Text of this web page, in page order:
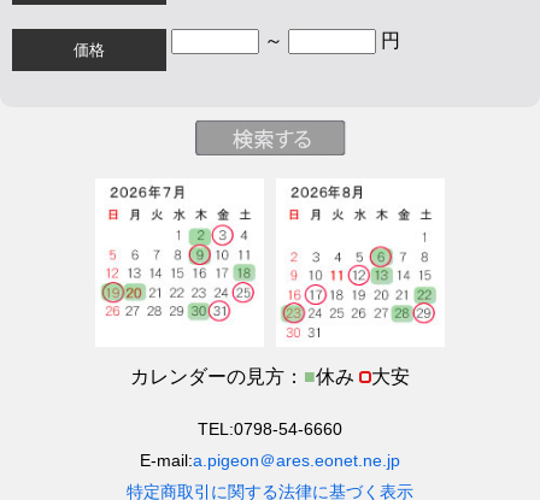
価格 ～ 円
カレンダーの見方： ■休み 大安
TEL:0798-54-6660
E-mail:a.pigeon＠ares.eonet.ne.jp
特定商取引に関する法律に基づく表示